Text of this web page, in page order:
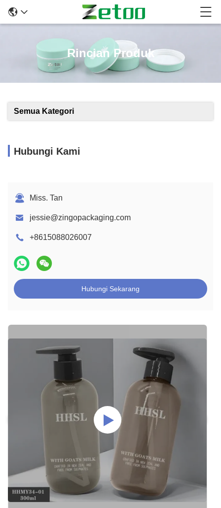
Rincian Produk
Semua Kategori
Hubungi Kami
Miss. Tan
jessie@zingopackaging.com
+8615088026007
Hubungi Sekarang